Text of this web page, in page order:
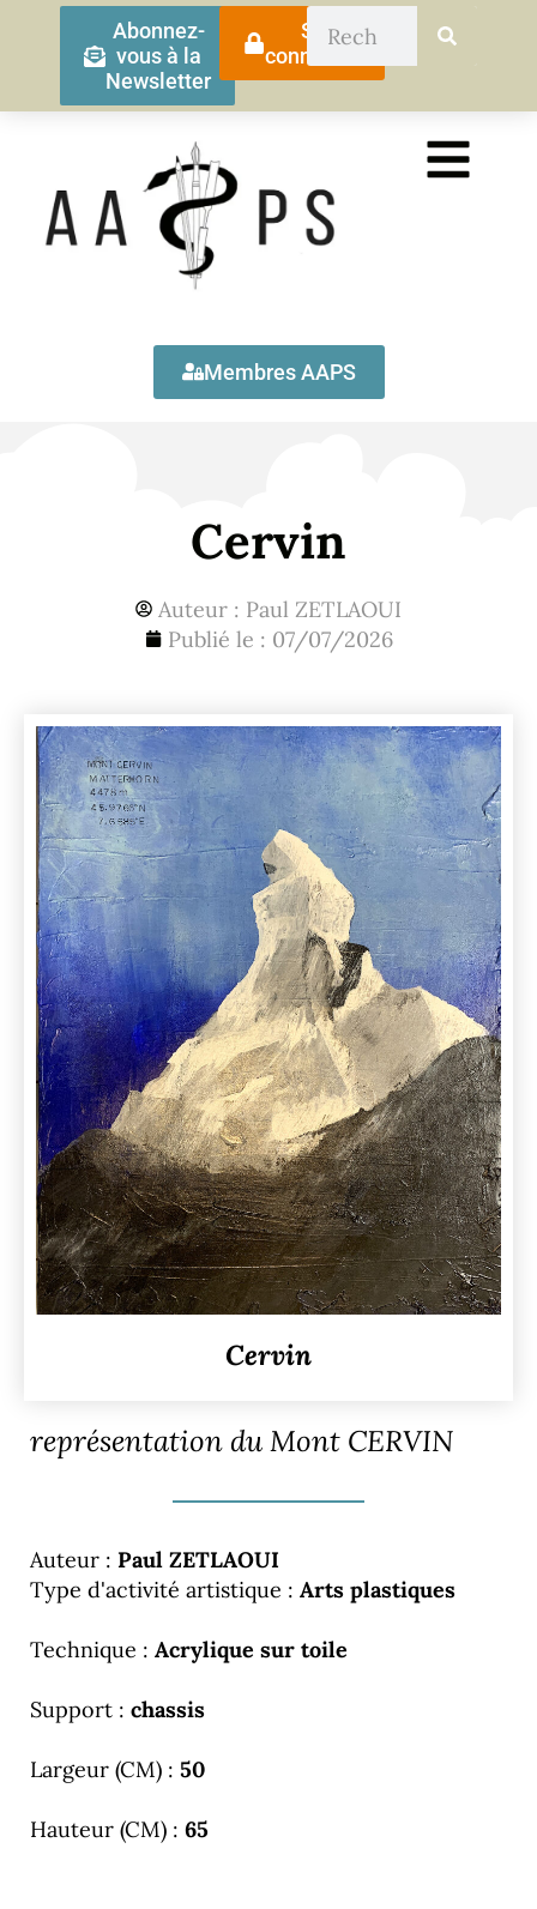
Abonnez-
vous à la
Newsletter
Se
connecter
Membres AAPS
Cervin
Auteur : Paul ZETLAOUI
Publié le : 07/07/2026
Cervin
représentation du Mont CERVIN
Auteur : Paul ZETLAOUI
Type d'activité artistique : Arts plastiques
Technique : Acrylique sur toile
Support : chassis
Largeur (CM) : 50
Hauteur (CM) : 65